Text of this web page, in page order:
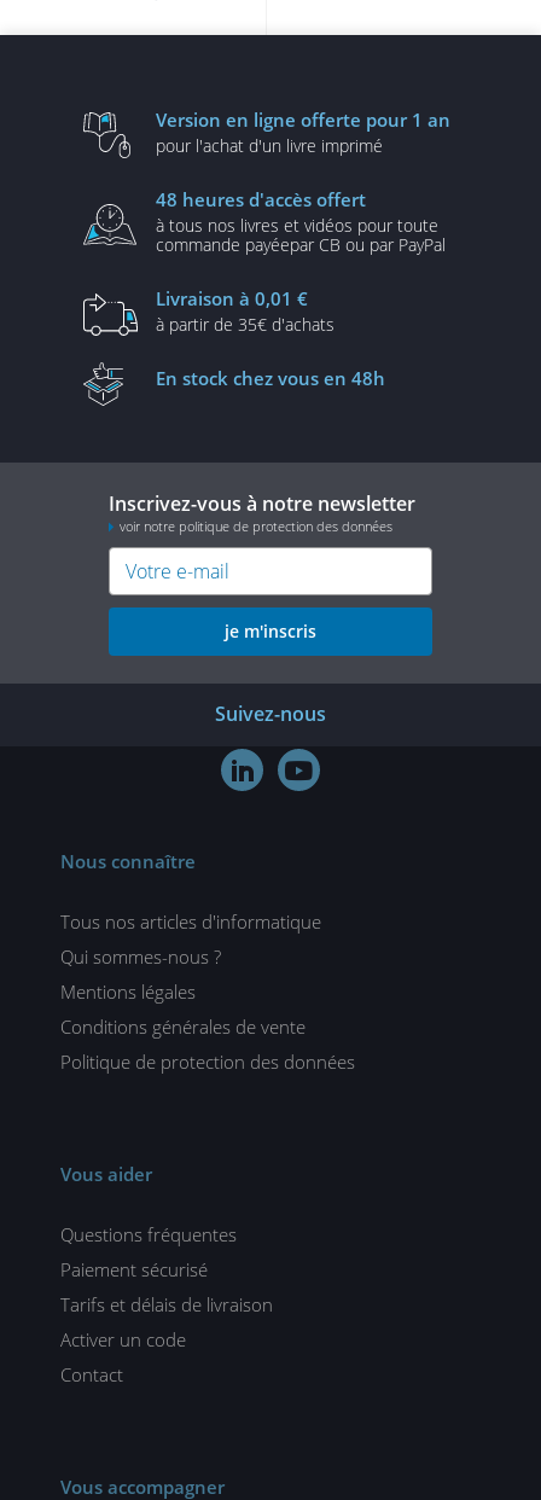
Version en ligne offerte pour 1 an
pour l'achat d'un livre imprimé
48 heures d'accès offert
à tous nos livres et vidéos pour toute
commande payéepar CB ou par PayPal
Livraison à 0,01 €
à partir de 35€ d'achats
En stock chez vous en 48h
Inscrivez-vous à notre newsletter
voir notre politique de protection des données
je m'inscris
Suivez-nous
 
Nous connaître
Tous nos articles d'informatique
Qui sommes-nous ?
Mentions légales
Conditions générales de vente
Politique de protection des données
Vous aider
Questions fréquentes
Paiement sécurisé
Tarifs et délais de livraison
Activer un code
Contact
Vous accompagner